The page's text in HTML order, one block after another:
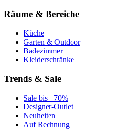
Räume & Bereiche
Küche
Garten & Outdoor
Badezimmer
Kleiderschränke
Trends & Sale
Sale bis −70%
Designer-Outlet
Neuheiten
Auf Rechnung